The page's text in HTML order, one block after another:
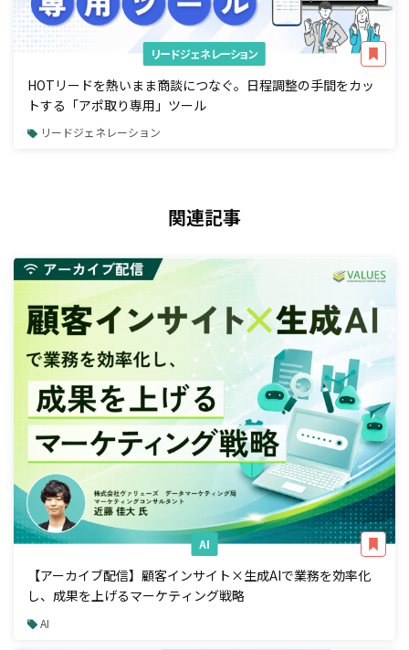
リードジェネレーション
HOTリードを熱いまま商談につなぐ。日程調整の手間をカッ
トする「アポ取り専用」ツール
リードジェネレーション
関連記事
AI
【アーカイブ配信】顧客インサイト×生成AIで業務を効率化
し、成果を上げるマーケティング戦略
AI